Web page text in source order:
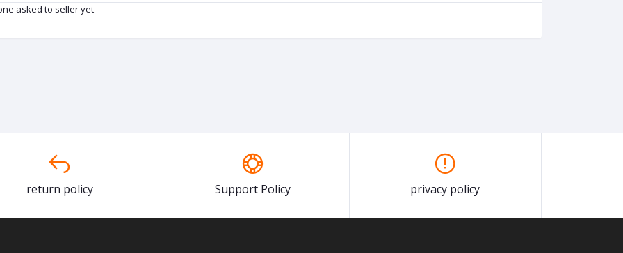
asked to seller yet
return policy Support Policy privacy policy